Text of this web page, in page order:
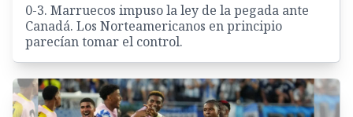
0-3. Marruecos impuso la ley de la pegada ante
Canadá. Los Norteamericanos en principio
parecían tomar el control.